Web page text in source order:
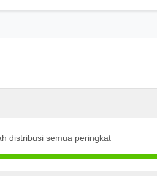
distribusi semua peringkat